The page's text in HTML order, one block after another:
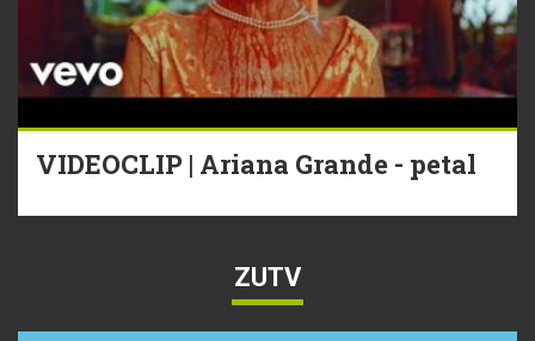
VIDEOCLIP | Ariana Grande - petal
ZUTV